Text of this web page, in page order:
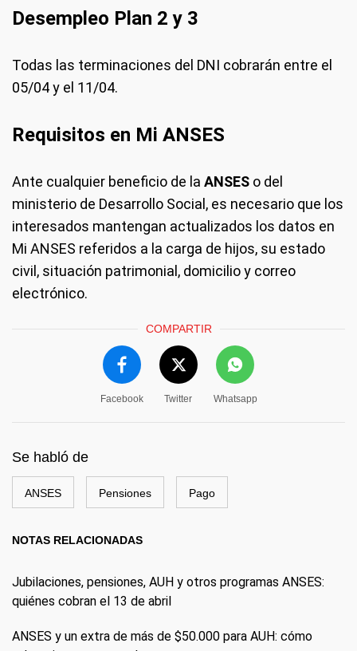
Desempleo Plan 2 y 3
Todas las terminaciones del DNI cobrarán entre el
05/04 y el 11/04.
Requisitos en Mi ANSES
Ante cualquier beneficio de la ANSES o del
ministerio de Desarrollo Social, es necesario que los
interesados mantengan actualizados los datos en
Mi ANSES referidos a la carga de hijos, su estado
civil, situación patrimonial, domicilio y correo
electrónico.
COMPARTIR
Facebook Twitter Whatsapp
Se habló de
ANSES Pensiones Pago
NOTAS RELACIONADAS
Jubilaciones, pensiones, AUH y otros programas ANSES:
quiénes cobran el 13 de abril
ANSES y un extra de más de $50.000 para AUH: cómo